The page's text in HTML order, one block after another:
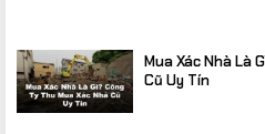
Mua Xác Nhà Là
Cũ Uy Tín